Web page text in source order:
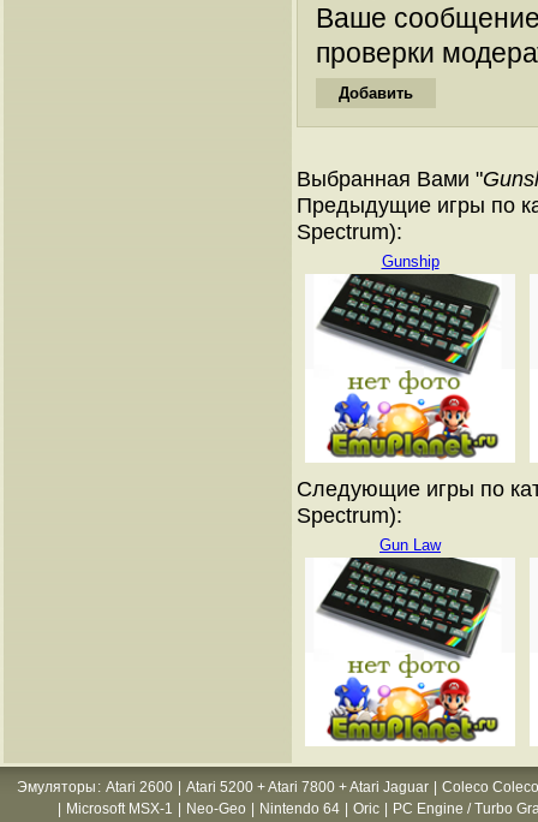
Ваше
проверки
Выбранная Вами "
Предыдущие игры по
Spectrum):
Gunship
Следующие игры по
Spectrum):
Gun Law
Эмуляторы : Atari 2600 Atari 5200 + Atari 7800 + Atari Jaguar
Coleco
Microsoft MSX-1 Neo-Geo Nintendo 64 Oric PC Engine / Turbo